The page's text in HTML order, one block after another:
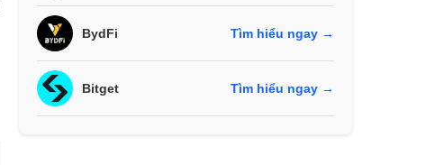
BydFi Tìm hiểu ngay →
Bitget Tìm hiểu ngay →